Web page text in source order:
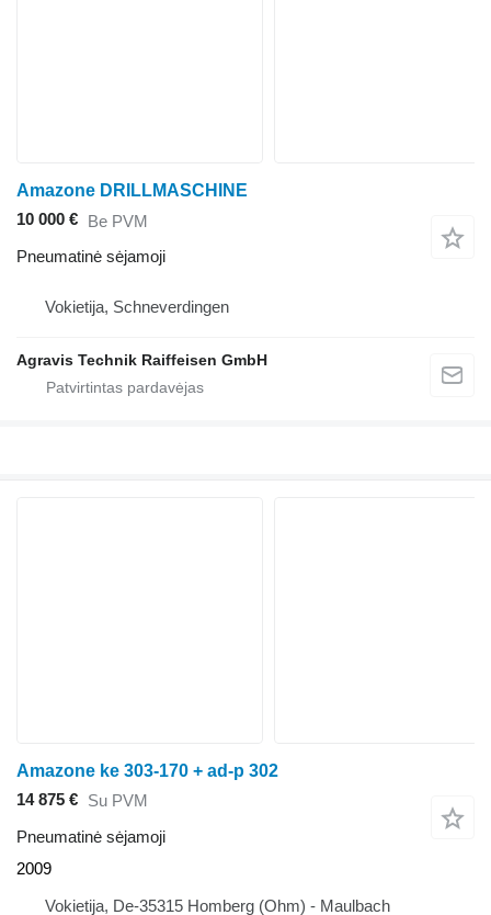
Amazone DRILLMASCHINE
10 000 € Be PVM
Pneumatinė sėjamoji
Vokietija, Schneverdingen
Agravis Technik Raiffeisen GmbH
Amazone ke 303-170 + ad-p 302
14 875 € Su PVM
Pneumatinė sėjamoji
2009
Vokietija, De-35315 Homberg (Ohm) - Maulbach